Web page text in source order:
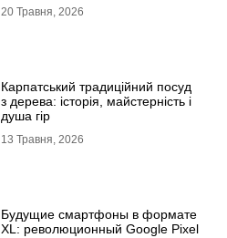
20 Травня, 2026
Карпатський традиційний посуд
з дерева: історія, майстерність і
душа гір
13 Травня, 2026
Будущие смартфоны в формате
XL: революционный Google Pixel